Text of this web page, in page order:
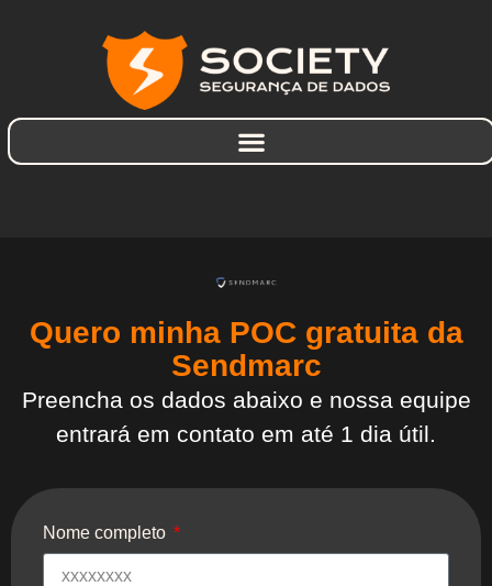
Quero minha POC gratuita da
Sendmarc
Preencha os dados abaixo e nossa equipe
entrará em contato em até 1 dia útil.
Nome completo